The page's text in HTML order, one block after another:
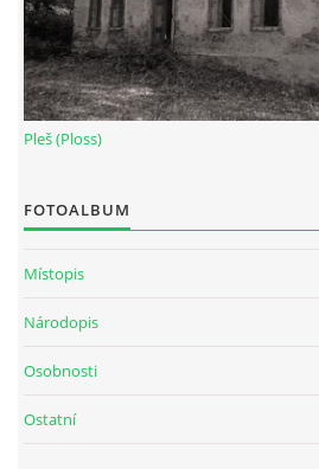
Pleš (Ploss)
FOTOALBUM
Místopis
Národopis
Osobnosti
Ostatní